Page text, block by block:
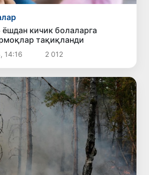
кичик болаларга
тақиқланди
14:16 2 012